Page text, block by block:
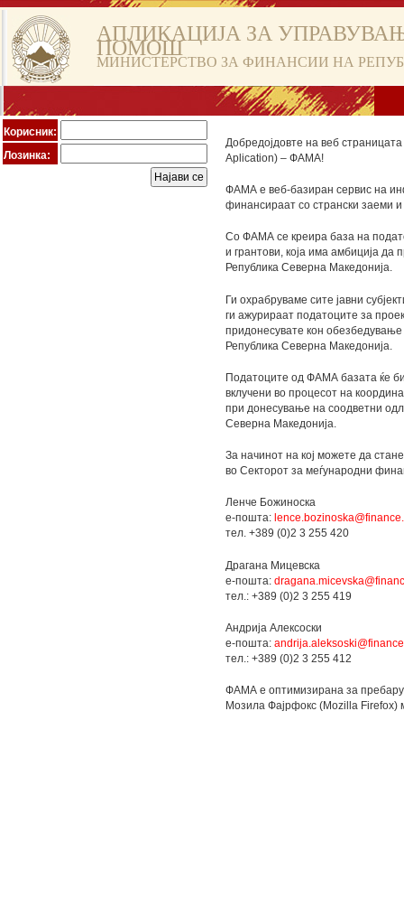
АПЛИКАЦИЈА ЗА
ПОМОШ
МИНИСТЕРСТВО ЗА ФИНАНСИИ НА
Корисник:
Лозинка:
Добредојдовте на веб
Aplication) – ФАМА!
ФАМА е веб-базиран сервис на
финансираат со странски заеми
Со ФАМА се креира база на
и грантови, која има амбиција да
Република Северна Македонија.
Ги охрабруваме сите јавни
ги ажурираат податоците за
придонесувате кон
Република Северна Македонија.
Податоците од ФАМА базата ќе
вклучени во процесот на
при донесување на соодветни
Северна Македонија.
За начинот на кој можете да
во Секторот за меѓународни
Ленче Божиноска
е-пошта:
тел. +389 (0)2 3 255 420
Драгана Мицевска
е-пошта:
тел.: +389 (0)2 3 255 419
Андрија Алексоски
е-пошта:
тел.: +389 (0)2 3 255 412
ФАМА е оптимизирана за
Мозила Фајрфокс (Mozilla Firefox)